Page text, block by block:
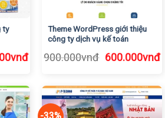
ty
vnđGiá
là:
600.000vnđ.
Theme WordPress giới thiệu
công ty dịch vụ kế toán
900.000vnđ Giá
900.000vnđ.
600.000vnđ
-33%